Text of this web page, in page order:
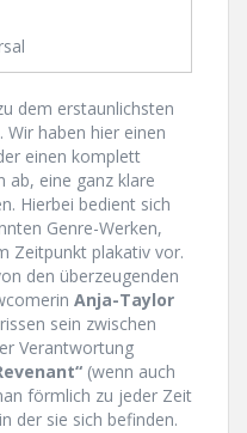
dem erstaunlichsten
Wir haben hier einen
einen komplett
ab, eine ganz klare
Hierbei bedient sich
Genre-Werken,
Zeitpunkt plakativ vor.
den überzeugenden
Anja-Taylor
sein zwischen
Verantwortung
(wenn auch
förmlich zu jeder Zeit
der sie sich befinden.